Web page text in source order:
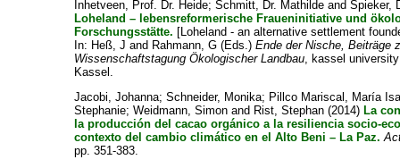
Inhetveen, Prof. Dr. Heide;Schmitt, Dr. Mathilde andSpieker,
Loheland – lebensreformerische Fraueninitiative und
Forschungsstätte. [Loheland - an alternative settlement
In: Heß, J and Rahmann, G (Eds.)Ende der Nische, Beiträge
Wissenschaftstagung Ökologischer Landbau, kassel
Kassel.
Jacobi, Johanna;Schneider, Monika; Pillco Mariscal, María
Stephanie;Weidmann, Simon and Rist, Stephan (2014) La
la producción del cacao orgánico a la resiliencia socio-
contexto del cambio climático en el Alto Beni – La Paz.
pp. 351-383.